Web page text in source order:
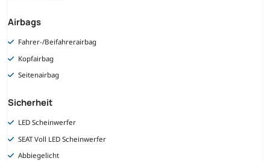
Airbags
Fahrer-/Beifahrerairbag
Kopfairbag
Seitenairbag
Sicherheit
LED Scheinwerfer
SEAT Voll LED Scheinwerfer
Abbiegelicht